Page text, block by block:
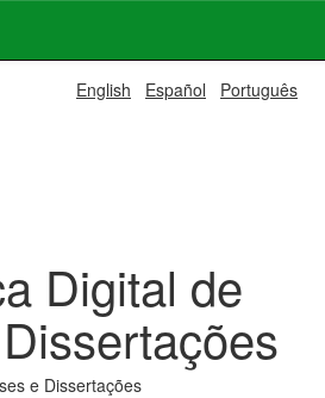
English Español Português
Digital de
e Dissertações